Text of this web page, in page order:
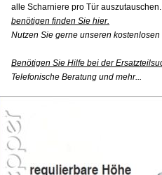
alle Scharniere pro Tür
benötigen finden Sie hier.
Nutzen Sie gerne unseren
Benötigen Sie Hilfe bei der
Telefonische Beratung und mehr...